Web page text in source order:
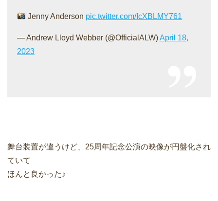
Jenny Anderson pic.twitter.com/IcXBLMY761
— Andrew Lloyd Webber (@OfficialALW)April 18,
2023
舞台装置が違うけど、25周年記念公演の映像が円盤化され
ていて
ほんと良かった♪